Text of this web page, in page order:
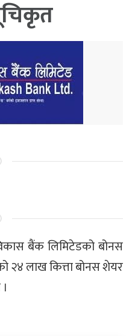
बैंक लिमिटेडको बोनस
लाख कित्ता बोनस शेयर